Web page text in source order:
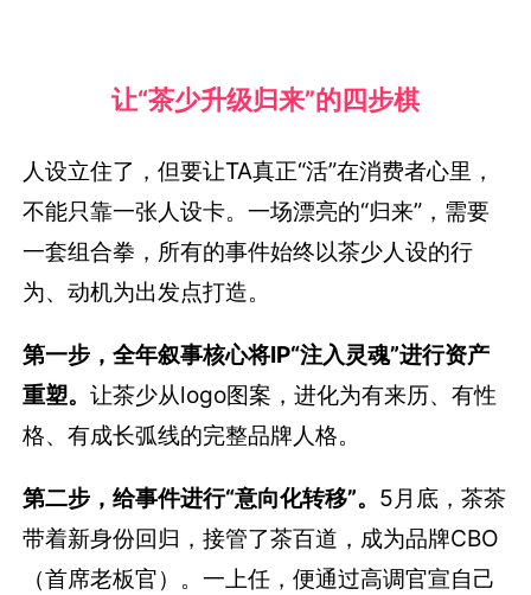
让“茶少升级归来”的四步棋
人设立住了，但要让TA真正“活”在消费者心里，
不能只靠一张人设卡。一场漂亮的“归来”，需要
一套组合拳，所有的事件始终以茶少人设的行
为、动机为出发点打造。
第一步，全年叙事核心将IP“注入灵魂”进行资产
重塑。让茶少从logo图案，进化为有来历、有性
格、有成长弧线的完整品牌人格。
第二步，给事件进行“意向化转移”。 5月底，茶茶
带着新身份回归，接管了茶百道，成为品牌CBO
（首席老板官）。一上任，便通过高调官宣自己